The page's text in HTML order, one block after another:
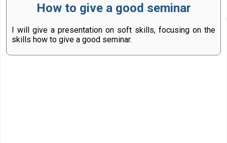
How to give a good seminar
I will give a presentation on soft skills, focusing on the
skills how to give a good seminar.